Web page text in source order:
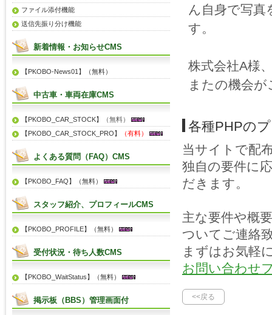
ん自身で写
す。
株式会社A様
またの機会
各種PHPの
当サイトで配
独自の要件に
だきます。
主な要件や概
ついてご連絡
まずはお気軽
お問い合わせ
<<戻る
ファイル添付機能
送信先振り分け機能
新着情報・お知らせCMS
【PKOBO-News01】（無料）
中古車・車両在庫CMS
【PKOBO_CAR_STOCK】
（無料）
【PKOBO_CAR_STOCK_PRO】
（有料）
よくある質問（FAQ）CMS
【PKOBO_FAQ】（無料）
スタッフ紹介、プロフィールCMS
【PKOBO_PROFILE】（無料）
受付状況・待ち人数CMS
【PKOBO_WaitStatus】（無料）
掲示板（BBS）管理画面付